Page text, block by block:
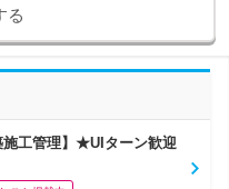
る
工管理】★UIターン歓迎